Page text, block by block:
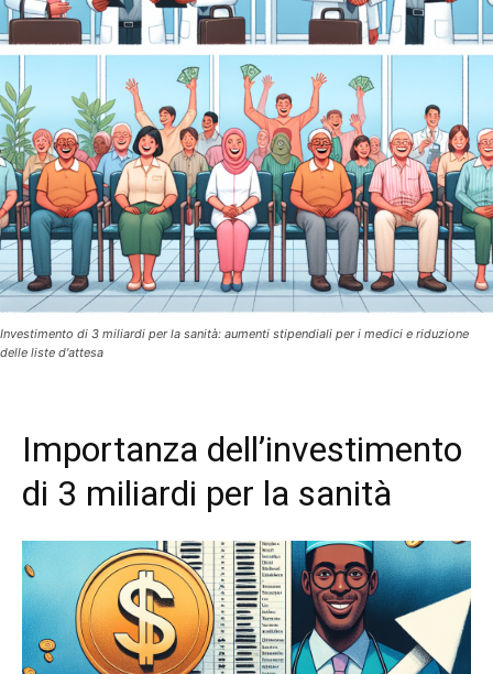
Investimento di 3 miliardi per la sanità: aumenti stipendiali per i medici e riduzione
delle liste d'attesa
Importanza dell’investimento
di 3 miliardi per la sanità